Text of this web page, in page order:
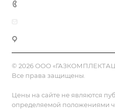
© 2026 ООО
Все права защищены.
Цены на сайте не являются
определяемой положениями ч.